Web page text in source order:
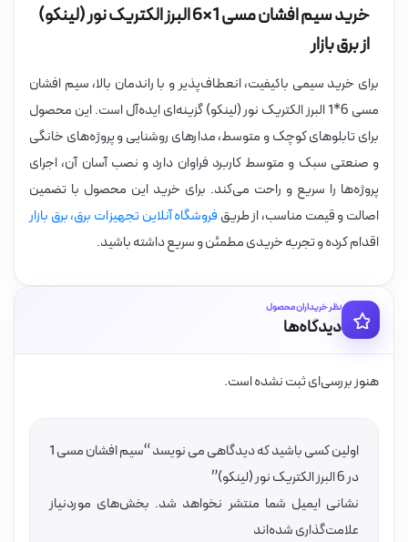
خرید سیم افشان مسی 1×6 البرز الکتریک نور (لینکو)
از برق بازار
برای خرید سیمی باکیفیت، انعطاف‌پذیر و با راندمان بالا، سیم افشان
مسی 6*1 البرز الکتریک نور (لینکو) گزینه‌ای ایده‌آل است. این محصول
برای تابلوهای کوچک و متوسط، مدارهای روشنایی و پروژه‌های خانگی
و صنعتی سبک و متوسط کاربرد فراوان دارد و نصب آسان آن، اجرای
پروژه‌ها را سریع و راحت می‌کند. برای خرید این محصول با تضمین
اصالت و قیمت مناسب، از طریق فروشگاه آنلاین تجهیزات برق، برق بازار
اقدام کرده و تجربه خریدی مطمئن و سریع داشته باشید.
نظر خریداران محصول
دیدگاه‌ها
هنوز بررسی‌ای ثبت نشده است.
اولین کسی باشید که دیدگاهی می نویسد “سیم افشان مسی 1
در 6 البرز الکتریک نور (لینکو)”
نشانی ایمیل شما منتشر نخواهد شد. بخش‌های موردنیاز
علامت‌گذاری شده‌اند